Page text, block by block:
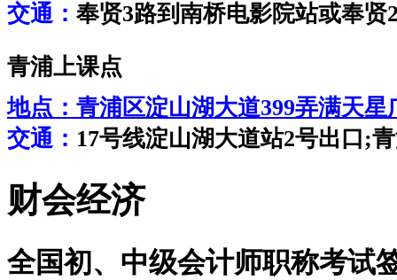
交通： 奉贤3路到南桥电影院站或奉
青浦上课点
地点： 青浦区淀山湖大道399弄满天星
交通： 17号线淀山湖大道站2号出口;
财会经济
全国初、中级会计师职称考试